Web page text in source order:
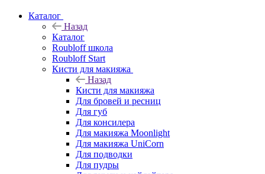
Каталог
Назад
Каталог
Roubloff школа
Roubloff Start
Кисти для макияжа
Назад
Кисти для макияжа
Для бровей и ресниц
Для губ
Для консилера
Для макияжа Moonlight
Для макияжа UniCorn
Для подводки
Для пудры